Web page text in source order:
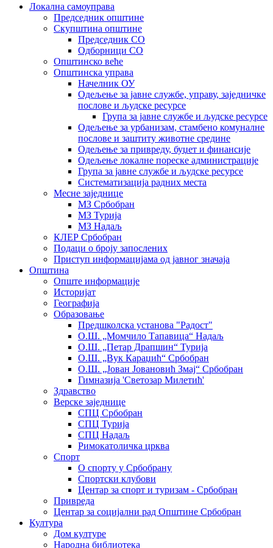
Локална самоуправа
Председник општине
Скупштина општине
Председник СО
Одборници СО
Општинско веће
Општинска управа
Начелник ОУ
Одељење за јавне службе, управу, заједничке
послове и људске ресурсе
Група за јавне службе и људске ресурсе
Одељење за урбанизам, стамбено комуналне
послове и заштиту животне средине
Одељење за привреду, буџет и финансије
Одељење локалне пореске администрације
Група за јавне службе и људске ресурсе
Систематизација радних места
Месне заједнице
МЗ Србобран
МЗ Турија
МЗ Надаљ
КЛЕР Србобран
Подаци о броју запослених
Приступ информацијама од јавног значаја
Општина
Опште информације
Историјат
Географија
Образовање
Предшколска установа "Радост"
О.Ш. „Момчило Тапавица“ Надаљ
О.Ш. „Петар Драпшин“ Турија
О.Ш. „Вук Караџић“ Србобран
О.Ш. „Јован Јовановић Змај“ Србобран
Гимназија 'Светозар Милетић'
Здравство
Верске заједнице
СПЦ Србобран
СПЦ Турија
СПЦ Надаљ
Римокатоличка црква
Спорт
О спорту у Србобрану
Спортски клубови
Центар за спорт и туризам - Србобран
Привреда
Центар за социјални рад Општине Србобран
Култура
Дом културе
Народна библиотека